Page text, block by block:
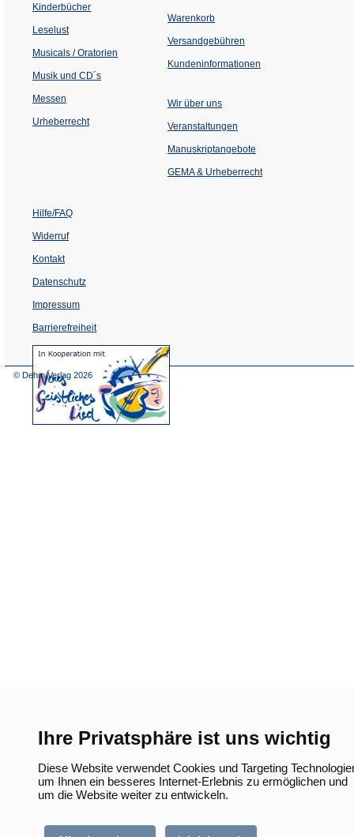
Ihre Privatsphäre ist uns wichtig
Diese Website verwendet Cookies und Targeting
um Ihnen ein besseres Internet-Erlebnis zu ermöglichen und
um die Website weiter zu entwickeln.
Kinderbücher
Leselust
Musicals / Oratorien
Musik und CD´s
Messen
Urheberrecht
Warenkorb
Versandgebühren
Kundeninformationen
Wir über uns
Veranstaltungen
einem
Tab)
Manuskriptangebote
GEMA & Urheberrecht
Hilfe/FAQ
Widerruf
Kontakt
Datenschutz
Impressum
Barrierefreiheit
(Öffnet
in
© Dehm Verlag 2026